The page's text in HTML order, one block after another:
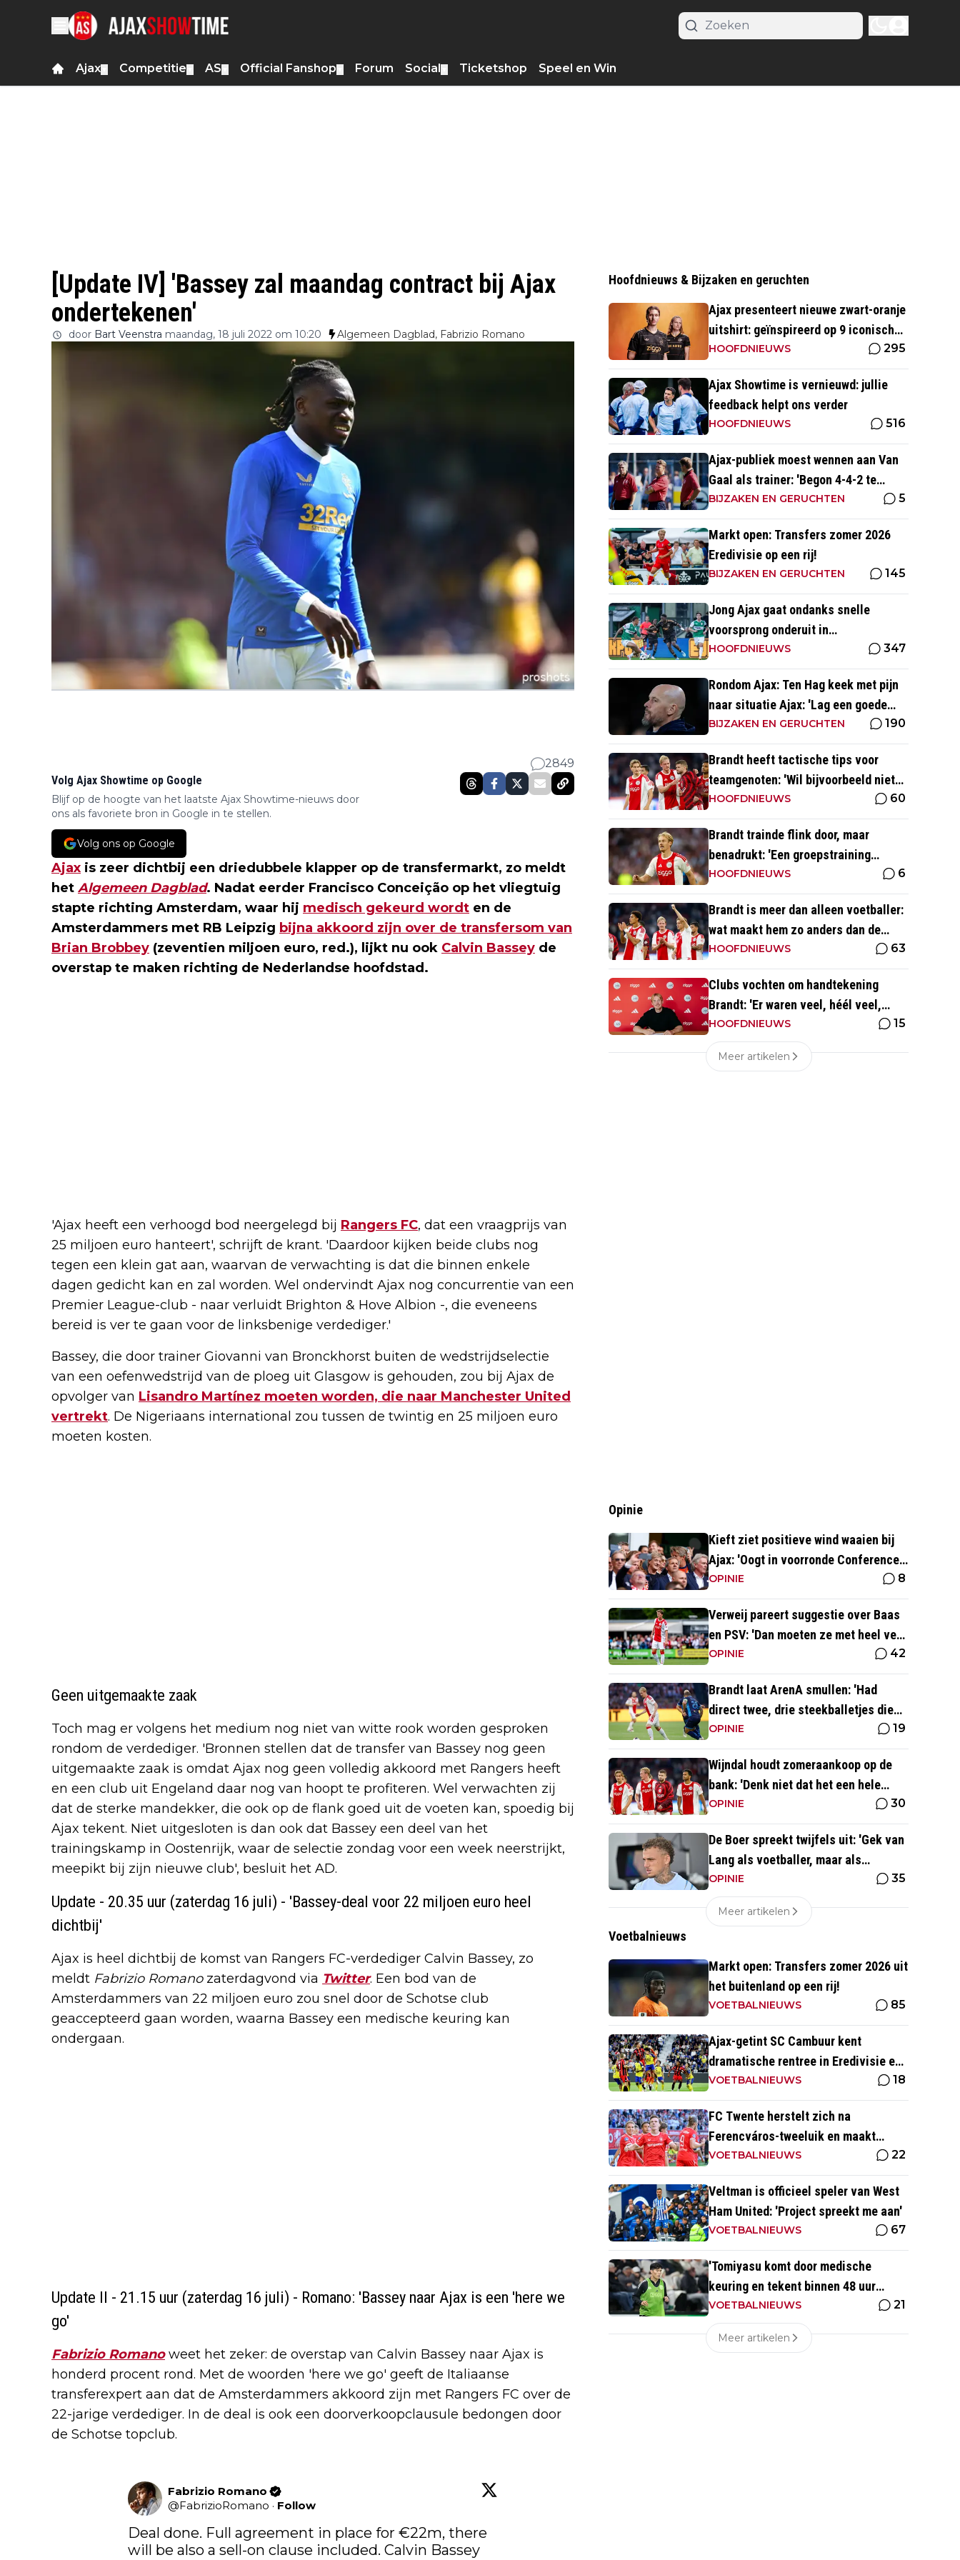
Ajax Competitie AS Official Fanshop Forum Social Ticketshop Speel en Win
[Update IV] 'Bassey zal maandag contract bij Ajax
ondertekenen'
door Bart Veenstra maandag, 18 juli 2022 om 10:20 Algemeen Dagblad, Fabrizio Romano
2849
Volg Ajax Showtime op Google
Blijf op de hoogte van het laatste Ajax Showtime-nieuws door
ons als favoriete bron in Google in te stellen.
Volg ons op Google
Ajax is zeer dichtbij een driedubbele klapper op de transfermarkt, zo meldt
het Algemeen Dagblad. Nadat eerder Francisco Conceição op het vliegtuig
stapte richting Amsterdam, waar hij medisch gekeurd wordt en de
Amsterdammers met RB Leipzig bijna akkoord zijn over de transfersom van
Brian Brobbey (zeventien miljoen euro, red.), lijkt nu ook Calvin Bassey de
overstap te maken richting de Nederlandse hoofdstad.
'Ajax heeft een verhoogd bod neergelegd bij Rangers FC, dat een vraagprijs van
25 miljoen euro hanteert', schrijft de krant. 'Daardoor kijken beide clubs nog
tegen een klein gat aan, waarvan de verwachting is dat die binnen enkele
dagen gedicht kan en zal worden. Wel ondervindt Ajax nog concurrentie van een
Premier League-club - naar verluidt Brighton & Hove Albion -, die eveneens
bereid is ver te gaan voor de linksbenige verdediger.'
Bassey, die door trainer Giovanni van Bronckhorst buiten de wedstrijdselectie
van een oefenwedstrijd van de ploeg uit Glasgow is gehouden, zou bij Ajax de
opvolger van Lisandro Martínez moeten worden, die naar Manchester United
vertrekt. De Nigeriaans international zou tussen de twintig en 25 miljoen euro
moeten kosten.
Geen uitgemaakte zaak
Toch mag er volgens het medium nog niet van witte rook worden gesproken
rondom de verdediger. 'Bronnen stellen dat de transfer van Bassey nog geen
uitgemaakte zaak is omdat Ajax nog geen volledig akkoord met Rangers heeft
en een club uit Engeland daar nog van hoopt te profiteren. Wel verwachten zij
dat de sterke mandekker, die ook op de flank goed uit de voeten kan, spoedig bij
Ajax tekent. Niet uitgesloten is dan ook dat Bassey een deel van het
trainingskamp in Oostenrijk, waar de selectie zondag voor een week neerstrijkt,
meepikt bij zijn nieuwe club', besluit het AD.
Update - 20.35 uur (zaterdag 16 juli) - 'Bassey-deal voor 22 miljoen euro heel
dichtbij'
Ajax is heel dichtbij de komst van Rangers FC-verdediger Calvin Bassey, zo
meldt Fabrizio Romanozaterdagvond via Twitter. Een bod van de
Amsterdammers van 22 miljoen euro zou snel door de Schotse club
geaccepteerd gaan worden, waarna Bassey een medische keuring kan
ondergaan.
Update II - 21.15 uur (zaterdag 16 juli) - Romano: 'Bassey naar Ajax is een 'here we
go'
Fabrizio Romano weet het zeker: de overstap van Calvin Bassey naar Ajax is
honderd procent rond. Met de woorden 'here we go' geeft de Italiaanse
transferexpert aan dat de Amsterdammers akkoord zijn met Rangers FC over de
22-jarige verdediger. In de deal is ook een doorverkoopclausule bedongen door
de Schotse topclub.
Fabrizio Romano
@FabrizioRomano · Follow
Deal done. Full agreement in place for €22m, there
will be also a sell-on clause included. Calvin Bassey
Hoofdnieuws & Bijzaken en geruchten
Ajax presenteert nieuwe zwart-oranje
uitshirt: geïnspireerd op 9 iconische
momenten uit clubhistorie
HOOFDNIEUWS 295
Ajax Showtime is vernieuwd: jullie
feedback helpt ons verder
HOOFDNIEUWS 516
Ajax-publiek moest wennen aan Van
Gaal als trainer: 'Begon 4-4-2 te
spelen, schoppen tegen de kerk'
BIJZAKEN EN GERUCHTEN 5
Markt open: Transfers zomer 2026
Eredivisie op een rij!
BIJZAKEN EN GERUCHTEN 145
Jong Ajax gaat ondanks snelle
voorsprong onderuit in
seizoensopener tegen FC Dordrecht
HOOFDNIEUWS 347
Rondom Ajax: Ten Hag keek met pijn
naar situatie Ajax: 'Lag een goede
basis om op voort te borduren'
BIJZAKEN EN GERUCHTEN 190
Brandt heeft tactische tips voor
teamgenoten: 'Wil bijvoorbeeld niet
dat Mika te veel naar binnen komt'
HOOFDNIEUWS 60
Brandt trainde flink door, maar
benadrukt: 'Een groepstraining
nabootsen is toch vrij lastig in je
eentje'
HOOFDNIEUWS 6
Brandt is meer dan alleen voetballer:
wat maakt hem zo anders dan de
'gemiddelde' voetballer?
HOOFDNIEUWS 63
Clubs vochten om handtekening
Brandt: 'Er waren veel, héél veel,
voorstellen van overal ter wereld'
HOOFDNIEUWS 15
Meer artikelen
Opinie
Kieft ziet positieve wind waaien bij
Ajax: 'Oogt in voorronde Conference
League fris en energiek'
OPINIE 8
Verweij pareert suggestie over Baas
en PSV: 'Dan moeten ze met heel veel
geld over de brug komen'
OPINIE 42
Brandt laat ArenA smullen: 'Had
direct twee, drie steekballetjes die
gewoon perfect waren'
OPINIE 19
Wijndal houdt zomeraankoop op de
bank: 'Denk niet dat het een hele
goede verdediger is'
OPINIE 30
De Boer spreekt twijfels uit: 'Gek van
Lang als voetballer, maar als
persoonlijkheid niet'
OPINIE 35
Meer artikelen
Voetbalnieuws
Markt open: Transfers zomer 2026 uit
het buitenland op een rij!
VOETBALNIEUWS 85
Ajax-getint SC Cambuur kent
dramatische rentree in Eredivisie en
krijgt pak slaag in eigen huis
VOETBALNIEUWS 18
FC Twente herstelt zich na
Ferencváros-tweeluik en maakt
gehakt van Slowaakse opponent
VOETBALNIEUWS 22
Veltman is officieel speler van West
Ham United: 'Project spreekt me aan'
VOETBALNIEUWS 67
'Tomiyasu komt door medische
keuring en tekent binnen 48 uur
contract bij nieuwe club'
VOETBALNIEUWS 21
Meer artikelen